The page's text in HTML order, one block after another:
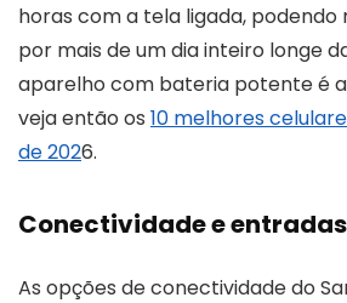
horas com a tela ligada,
por mais de um dia inteiro longe
aparelho com bateria potente é
veja então os 10 melhores
de 2026.
Conectividade e entradas
As opções de conectividade do